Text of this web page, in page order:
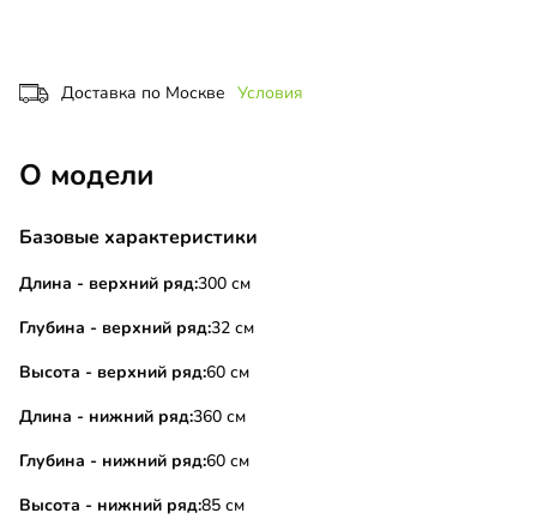
Доставка по Москве Условия
О модели
Базовые характеристики
Длина - верхний ряд:300 см
Глубина - верхний ряд:32 см
Высота - верхний ряд:60 см
Длина - нижний ряд:360 см
Глубина - нижний ряд:60 см
Высота - нижний ряд:85 см